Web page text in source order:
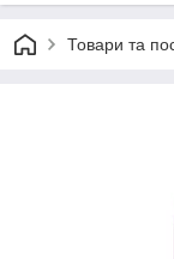
Товари та